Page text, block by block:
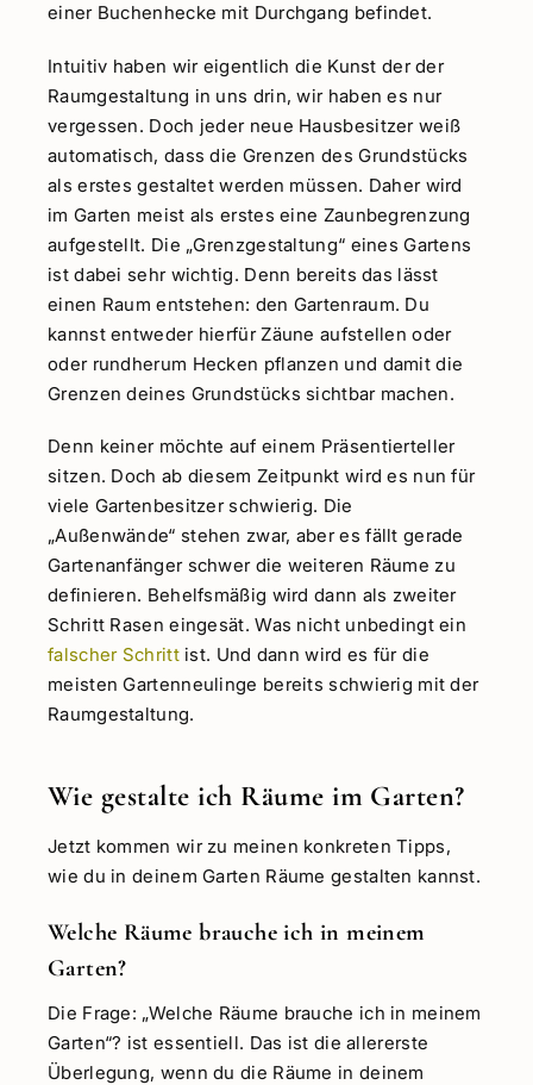
einer Buchenhecke mit Durchgang befindet.
Intuitiv haben wir eigentlich die Kunst der der
Raumgestaltung in uns drin, wir haben es nur
vergessen. Doch jeder neue Hausbesitzer weiß
automatisch, dass die Grenzen des Grundstücks
als erstes gestaltet werden müssen. Daher wird
im Garten meist als erstes eine Zaunbegrenzung
aufgestellt. Die „Grenzgestaltung“ eines Gartens
ist dabei sehr wichtig. Denn bereits das lässt
einen Raum entstehen: den Gartenraum. Du
kannst entweder hierfür Zäune aufstellen oder
oder rundherum Hecken pflanzen und damit die
Grenzen deines Grundstücks sichtbar machen.
Denn keiner möchte auf einem Präsentierteller
sitzen. Doch ab diesem Zeitpunkt wird es nun für
viele Gartenbesitzer schwierig. Die
„Außenwände“ stehen zwar, aber es fällt gerade
Gartenanfänger schwer die weiteren Räume zu
definieren. Behelfsmäßig wird dann als zweiter
Schritt Rasen eingesät. Was nicht unbedingt ein
falscher Schrittist. Und dann wird es für die
meisten Gartenneulinge bereits schwierig mit der
Raumgestaltung.
Wie gestalte ich Räume im Garten?
Jetzt kommen wir zu meinen konkreten Tipps,
wie du in deinem Garten Räume gestalten kannst.
Welche Räume brauche ich in meinem
Garten?
Die Frage: „Welche Räume brauche ich in meinem
Garten“? ist essentiell. Das ist die allererste
Überlegung, wenn du die Räume in deinem